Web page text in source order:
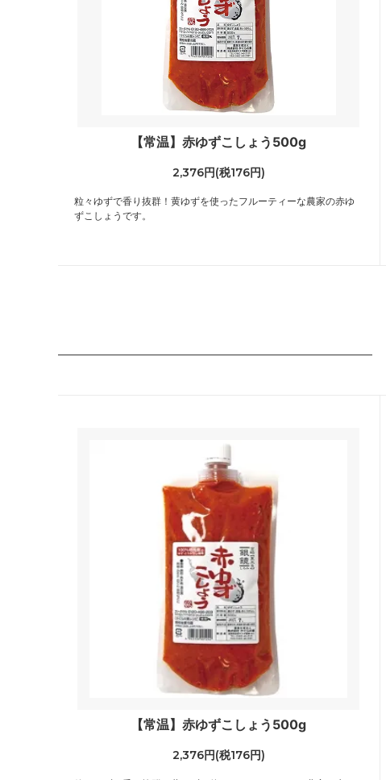
【常温】赤ゆずこしょう500g
2,376円(税176円)
粒々ゆずで香り抜群！黄ゆずを使ったフルーティーな農家の赤ゆ
ずこしょうです。
【常温】赤ゆずこしょう500g
2,376円(税176円)